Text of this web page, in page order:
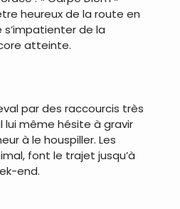
heureux de la route en
de la
atteinte.
par des raccourcis très
lui même hésite à gravir
à le houspiller. Les
font le trajet jusqu’à
end.